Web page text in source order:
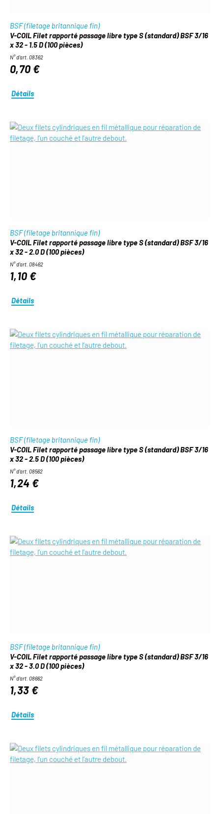
BSF (filetage britannique fin)
V-COIL Filet rapporté passage libre type S (standard) BSF 3/16
x 32 - 1.5 D (100 pièces)
N° d'art. 08362
0,70 €
Détails
BSF (filetage britannique fin)
V-COIL Filet rapporté passage libre type S (standard) BSF 3/16
x 32 - 2.0 D (100 pièces)
N° d'art. 08462
1,10 €
Détails
BSF (filetage britannique fin)
V-COIL Filet rapporté passage libre type S (standard) BSF 3/16
x 32 - 2.5 D (100 pièces)
N° d'art. 08562
1,24 €
Détails
BSF (filetage britannique fin)
V-COIL Filet rapporté passage libre type S (standard) BSF 3/16
x 32 - 3.0 D (100 pièces)
N° d'art. 08662
1,33 €
Détails